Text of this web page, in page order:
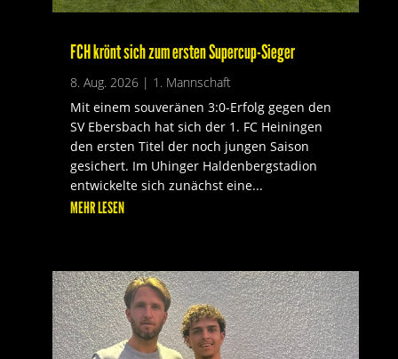
FCH krönt sich zum ersten Supercup-Sieger
8. Aug. 2026| 1. Mannschaft
Mit einem souveränen 3:0-Erfolg gegen den
SV Ebersbach hat sich der 1. FC Heiningen
den ersten Titel der noch jungen Saison
gesichert. Im Uhinger Haldenbergstadion
entwickelte sich zunächst eine...
MEHR LESEN